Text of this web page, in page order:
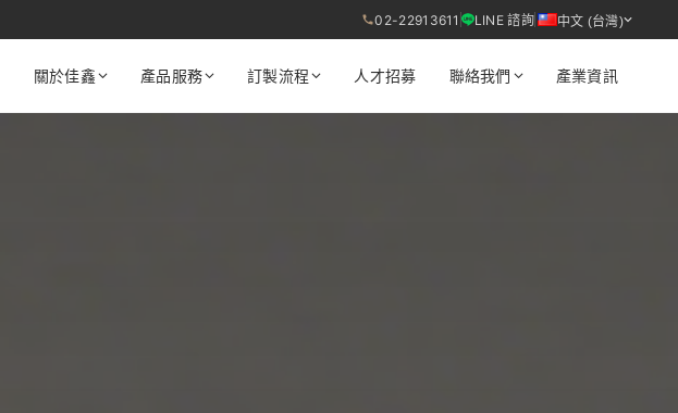
02-22913611 LINE 諮詢 中文 (台灣)
關於佳鑫 產品服務 訂製流程 人才招募 聯絡我們 產業資訊